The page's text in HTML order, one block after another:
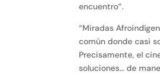
encuentro”.
“Miradas
común donde casi
Precisamente, el
soluciones… de